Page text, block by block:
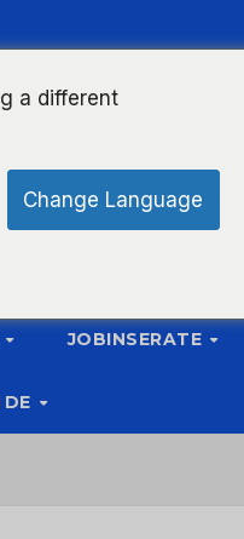
JOBINSERATE
DE
a different
Change Language